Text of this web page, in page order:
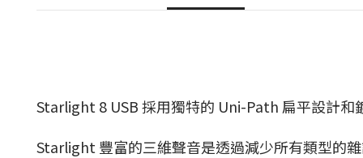
Starlight 8 USB 採用獨特的 Uni-Path 扁平設計和
Starlight 豐富的三維聲音是透過減少所有類型的